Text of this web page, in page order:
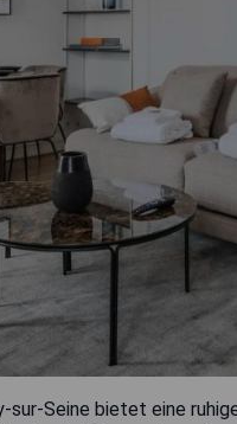
sur-Seine bietet eine